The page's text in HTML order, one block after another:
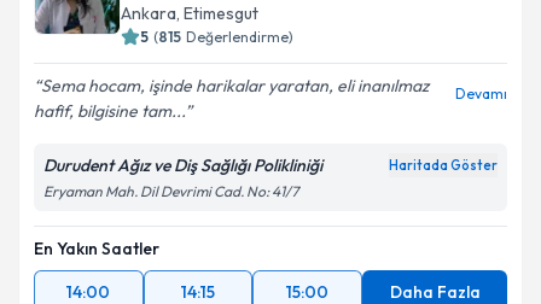
Ankara, Etimesgut
5 (815 Değerlendirme)
Sema hocam, işinde harikalar yaratan, eli inanılmaz
hafif, bilgisine tam...
Devamı
Durudent Ağız ve Diş Sağlığı Polikliniği Haritada Göster
Eryaman Mah. Dil Devrimi Cad. No: 41/7
En Yakın Saatler
14:00
14:15 15:00 Daha Fazla